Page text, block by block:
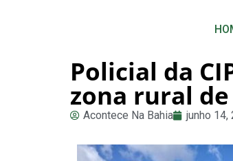
Policial da
zona rural
Acontece Na Bahia junho 14,